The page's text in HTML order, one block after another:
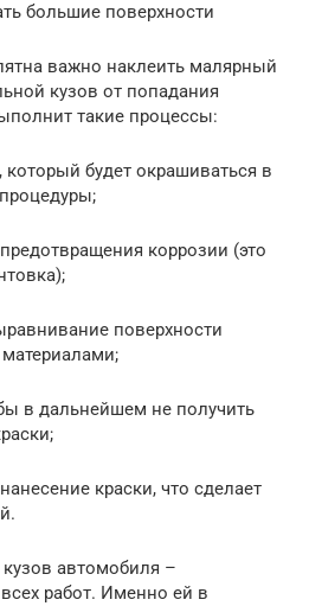
большие поверхности
важно наклеить малярный
кузов от попадания
такие процессы:
который будет окрашиваться в
коррозии (это
поверхности
в дальнейшем не получить
краски, что сделает
автомобиля –
работ. Именно ей в